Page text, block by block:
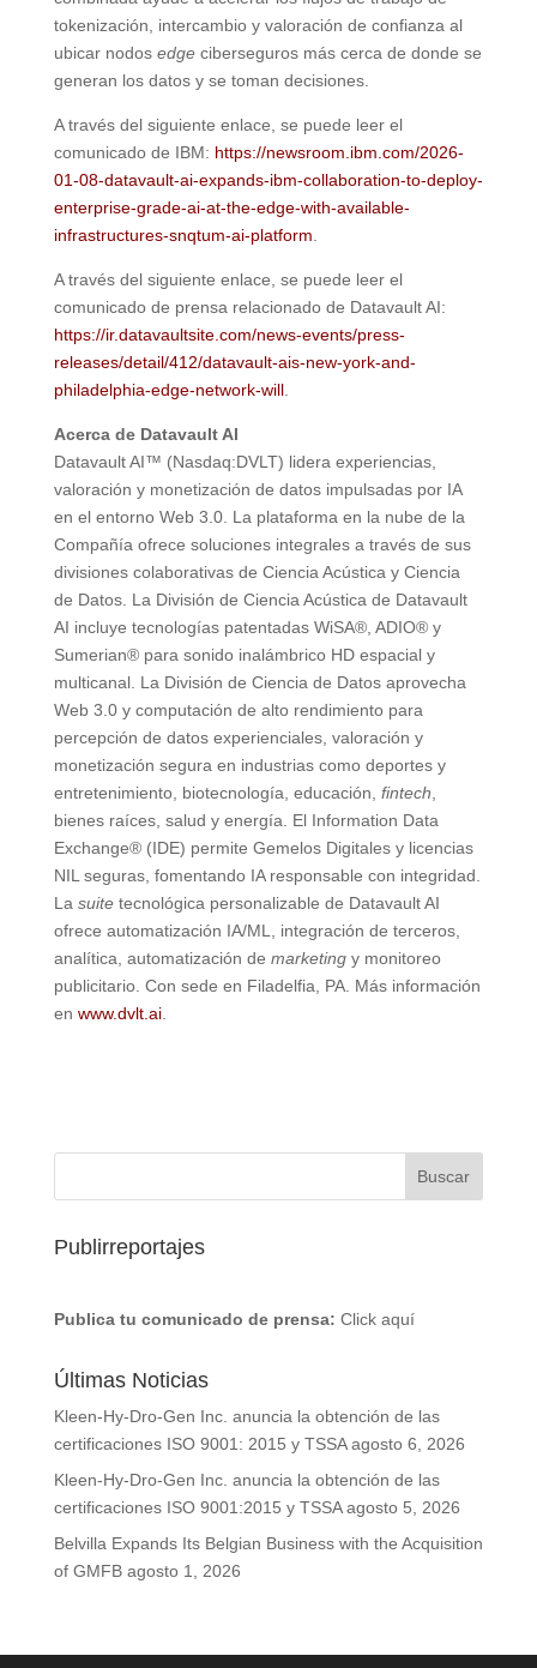
tokenización, intercambio y valoración de confianza al
ubicar nodos edgeciberseguros más cerca de donde se
generan los datos y se toman decisiones.
A través del siguiente enlace, se puede leer el
comunicado de IBM: https://newsroom.ibm.com/2026-
01-08-datavault-ai-expands-ibm-collaboration-to-deploy-
enterprise-grade-ai-at-the-edge-with-available-
infrastructures-snqtum-ai-platform
A través del siguiente enlace, se puede leer el
comunicado de prensa relacionado de Datavault AI:
https://ir.datavaultsite.com/news-events/press-
releases/detail/412/datavault-ais-new-york-and-
philadelphia-edge-network-will.
Acerca de Datavault AI
Datavault AI™ (Nasdaq:DVLT) lidera experiencias,
valoración y monetización de datos impulsadas por IA
en el entorno Web 3.0. La plataforma en la nube de la
Compañía ofrece soluciones integrales a través de sus
divisiones colaborativas de Ciencia Acústica y Ciencia
de Datos. La División de Ciencia Acústica de Datavault
AI incluye tecnologías patentadas WiSA®, ADIO® y
Sumerian® para sonido inalámbrico HD espacial y
multicanal. La División de Ciencia de Datos aprovecha
Web 3.0 y computación de alto rendimiento para
percepción de datos experienciales, valoración y
monetización segura en industrias como deportes y
entretenimiento, biotecnología, educación, fintech
bienes raíces, salud y energía. El Information Data
Exchange® (IDE) permite Gemelos Digitales y licencias
NIL seguras, fomentando IA responsable con integridad.
La suite tecnológica personalizable de Datavault AI
ofrece automatización IA/ML, integración de terceros,
analítica, automatización de marketing y monitoreo
publicitario. Con sede en Filadelfia, PA. Más información
en www.dvlt.ai.
Publirreportajes
Publica tu comunicado de prensa: Click aquí
Últimas Noticias
Kleen-Hy-Dro-Gen Inc. anuncia la obtención de las
certificaciones ISO 9001: 2015 y TSSA agosto 6, 2026
Kleen-Hy-Dro-Gen Inc. anuncia la obtención de las
certificaciones ISO 9001:2015 y TSSA agosto 5, 2026
Belvilla Expands Its Belgian Business with the Acquisition
of GMFB agosto 1, 2026